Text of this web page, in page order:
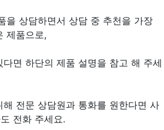
을 상담하면서 상담 중 추천을 가장
제품으로,
면 하단의 제품 설명을 참고 해 주세
전문 상담원과 통화를 원한다면 사
전화 주세요.